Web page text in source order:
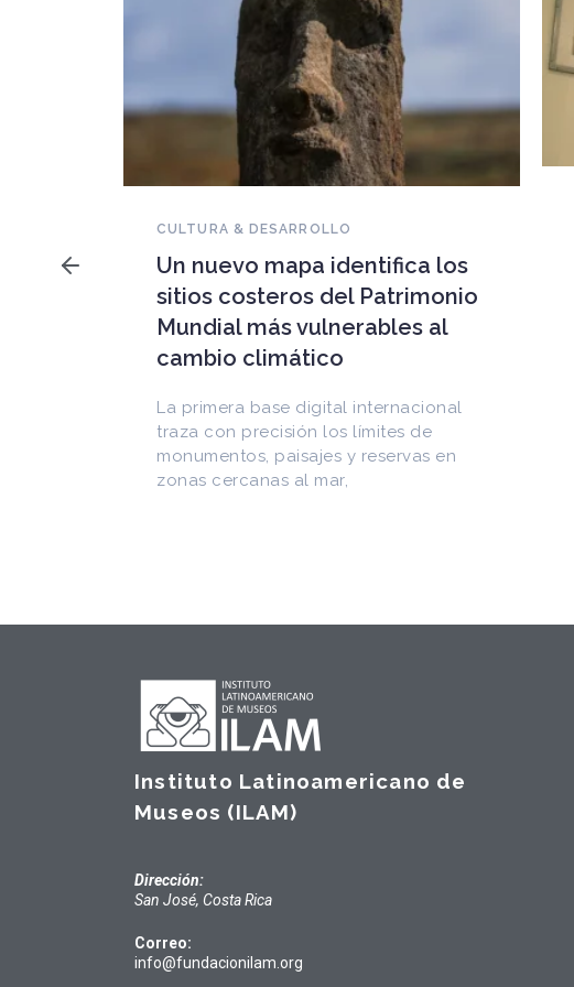
guardián del patrimonio
iberoamericano
Arquitecto, historiador e Investigador
CEDODAL e impulsó los Seminarios de
Arquitectura Latinoamericana. Publicó
más de
Instituto Latinoamericano de
Museos (ILAM)
Dirección:
San José, Costa Rica
Correo:
info@fundacionilam.org